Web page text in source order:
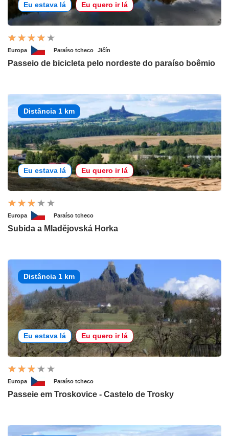
Eu estava lá Eu quero ir lá
Europa Paraíso tcheco Jičín
Passeio de bicicleta pelo nordeste do paraíso boêmio
Distância 1 km
Eu estava lá Eu quero ir lá
Europa Paraíso tcheco
Subida a Mladějovská Horka
Distância 1 km
Eu estava lá Eu quero ir lá
Europa Paraíso tcheco
Passeie em Troskovice - Castelo de Trosky